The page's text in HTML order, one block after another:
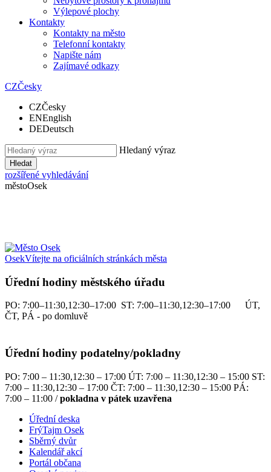
Výlepové plochy
Kontakty
Kontakty na město
Telefonní kontakty
Napište nám
Zajímavé odkazy
CZČesky
CZČesky
ENEnglish
DEDeutsch
Hledaný výraz
Hledat
rozšířené vyhledávání
městoOsek
OsekVítejte na oficiálních stránkách města
Úřední hodiny městského úřadu
PO: 7:00–11:30,12:30–17:00 ST: 7:00–11:30,12:30–17:00 ÚT,
ČT, PÁ - po domluvě
Úřední hodiny podatelny/pokladny
PO: 7:00 – 11:30,12:30 – 17:00 ÚT: 7:00 – 11:30,12:30 – 15:00 ST:
7:00 – 11:30,12:30 – 17:00 ČT: 7:00 – 11:30,12:30 – 15:00 PÁ:
7:00 – 11:00 /pokladna v pátek uzavřena
Úřední deska
FrýTajm Osek
Sběrný dvůr
Kalendář akcí
Portál občana